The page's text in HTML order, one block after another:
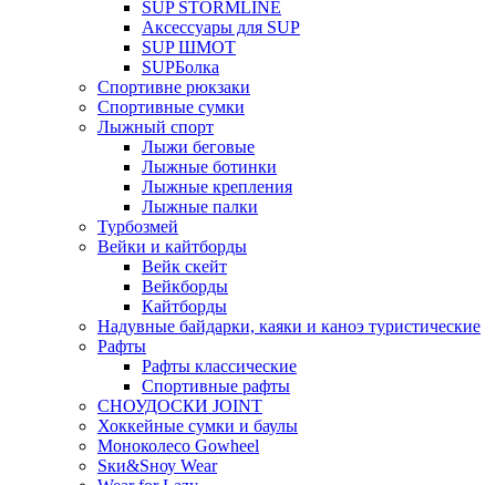
SUP STORMLINE
Аксессуары для SUP
SUP ШМОТ
SUPБолка
Спортивне рюкзаки
Спортивные сумки
Лыжный спорт
Лыжи беговые
Лыжные ботинки
Лыжные крепления
Лыжные палки
Турбозмей
Вейки и кайтборды
Вейк скейт
Вейкборды
Кайтборды
Надувные байдарки, каяки и каноэ туристические
Рафты
Рафты классические
Спортивные рафты
СНОУДОСКИ JOINT
Хоккейные сумки и баулы
Моноколесо Gowheel
Sки&Sноу Wear